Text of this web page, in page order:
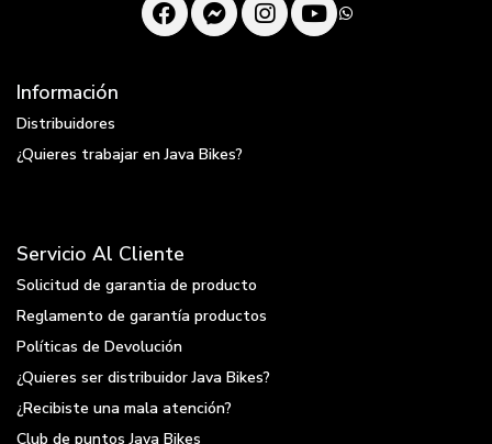
Información
Distribuidores
¿Quieres trabajar en Java Bikes?
Servicio Al Cliente
Solicitud de garantia de producto
Reglamento de garantía productos
Políticas de Devolución
¿Quieres ser distribuidor Java Bikes?
¿Recibiste una mala atención?
Club de puntos Java Bikes